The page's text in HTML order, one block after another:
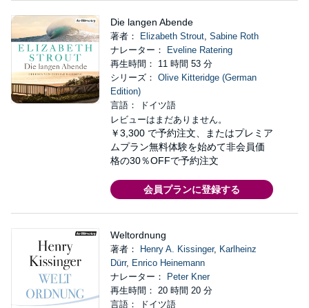
Die langen Abende
著者： Elizabeth Strout, Sabine Roth
ナレーター：
Eveline Ratering
再生時間： 11 時間 53 分
シリーズ： Olive Kitteridge (German
Edition)
言語： ドイツ語
レビューはまだありません。
￥3,300 で予約注文、またはプレミア
ムプラン無料体験を始めて非会員価
格の30％OFFで予約注文
会員プランに登録する
Weltordnung
著者： Henry A. Kissinger, Karlheinz
Dürr, Enrico Heinemann
ナレーター：
Peter Kner
再生時間： 20 時間 20 分
言語： ドイツ語